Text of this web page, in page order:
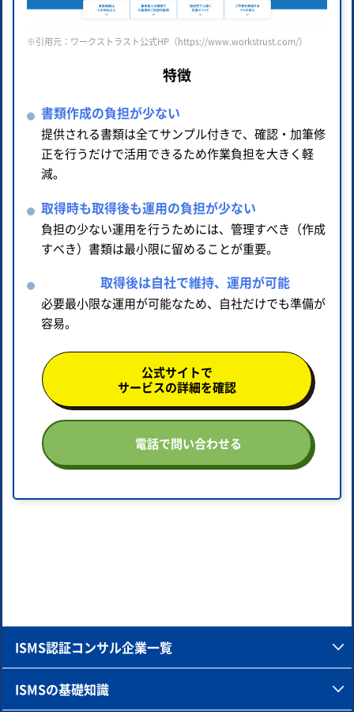
※引用元：ワークストラスト公式HP（https://www.workstrust.com/）
特徴
書類作成の負担が少ない
提供される書類は全てサンプル付きで、確認・加筆修
正を行うだけで活用できるため作業負担を大きく軽
減。
取得時も取得後も運用の負担が少ない
負担の少ない運用を行うためには、管理すべき（作成
すべき）書類は最小限に留めることが重要。
取得後は自社で維持、運用が可能
必要最小限な運用が可能なため、自社だけでも準備が
容易。
公式サイトで
サービスの詳細を確認
電話で問い合わせる
ISMS認証コンサル企業一覧
ISMSの基礎知識